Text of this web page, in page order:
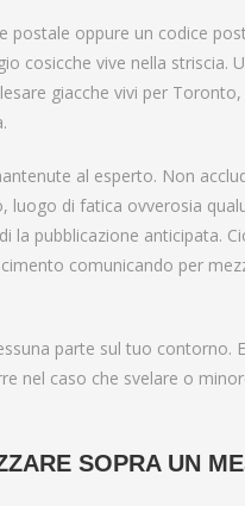
postale oppure un codice
cosicche vive nella striscia.
giacche vivi per
al esperto. Non
di fatica ovverosia
pubblicazione anticipata.
comunicando per
parte sul tuo contorno.
nel caso che svelare o
SOPRA UN